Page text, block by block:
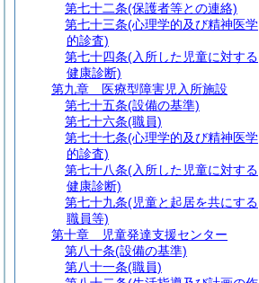
第七十二条(保護者等との連絡)
第七十三条(心理学的及び精神医学
的診査)
第七十四条(入所した児童に対する
健康診断)
第九章
医療型障害児入所施設
第七十五条(設備の基準)
第七十六条(職員)
第七十七条(心理学的及び精神医学
的診査)
第七十八条(入所した児童に対する
健康診断)
第七十九条(児童と起居を共にする
職員等)
第十章
児童発達支援センター
第八十条(設備の基準)
第八十一条(職員)